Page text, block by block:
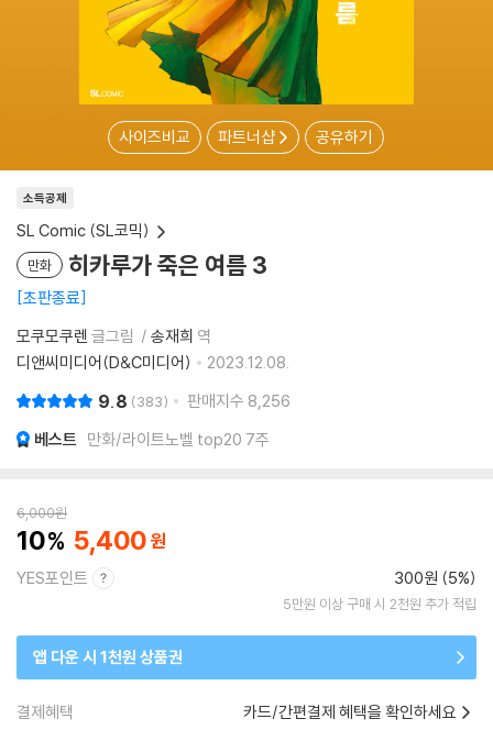
사이즈비교 파트너샵 공유하기
소득공제
SL Comic (SL코믹)
만화 히카루가 죽은 여름 3
초판종료
모쿠모쿠렌 글그림 송재희 역
디앤씨미디어(D&C미디어)
2023.12.08.
9.8 383 판매지수 8,256
베스트 만화/라이트노벨 top20 7주
6,000원
10 5,400
YES포인트 300원 (5%)
5만원 이상 구매 시 2천원 추가 적립
앱 다운 시 1천원 상품권
결제혜택 카드/간편결제 혜택을 확인하세요